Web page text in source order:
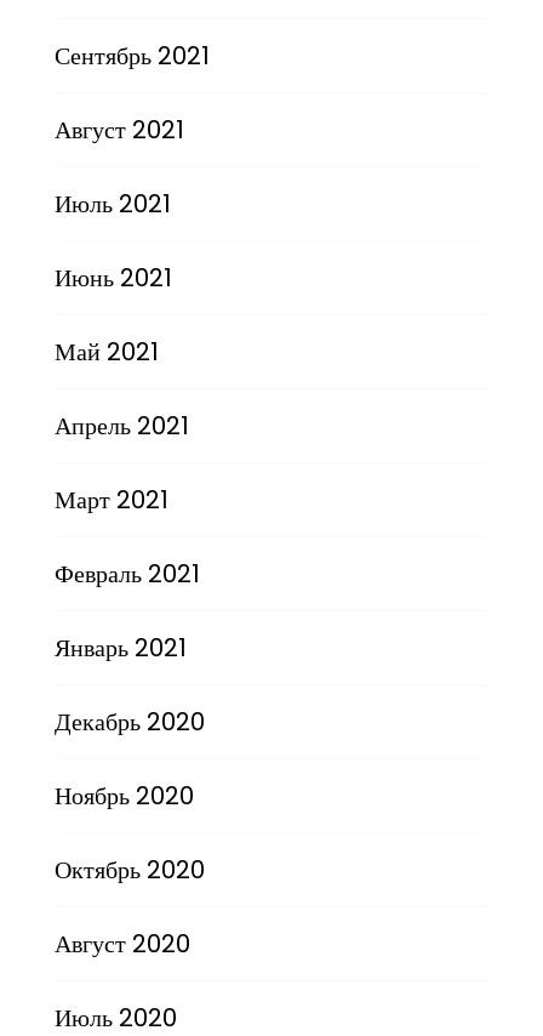
Сентябрь 2021
Август 2021
Июль 2021
Июнь 2021
Май 2021
Апрель 2021
Март 2021
Февраль 2021
Январь 2021
Декабрь 2020
Ноябрь 2020
Октябрь 2020
Август 2020
Июль 2020